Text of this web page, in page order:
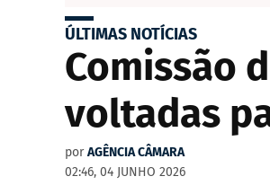
ÚLTIMAS NOTÍCIAS
Comissão
voltadas
por AGÊNCIA CÂMARA
02:46, 04 JUNHO 2026